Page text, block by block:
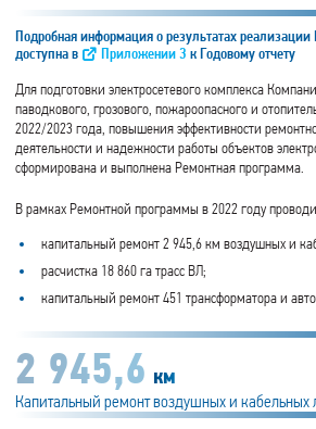
Подробная информация о результатах
доступна в
Приложении 3 к Годовому отчету
Для подготовки электросетевого комплекса
паводкового, грозового, пожароопасного и
2022/2023 года, повышения эффективности
деятельности и надежности работы объектов
сформирована и выполнена Ремонтная программа.
В рамках Ремонтной программы в 2022 году
капитальный ремонт 2 945,6 км воздушных и
расчистка 18 860 га трасс ВЛ;
капитальный ремонт 451 трансформатора и
2 945,6 км
Капитальный ремонт воздушных и кабельных